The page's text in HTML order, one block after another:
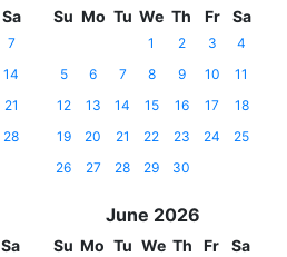
Sa
7
14
21
28
Su Mo Tu We Th Fr Sa
1 2 3
4
5
6 7 8 9 10
11
12
13 14 15 16 17
18
19
20 21 22 23 24
25
26
27 28 29 30
Sa
June 2026
Su Mo Tu We Th Fr Sa